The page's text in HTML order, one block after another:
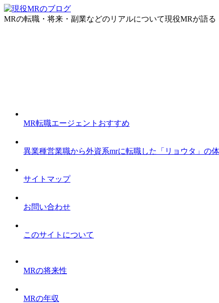
MRの転職・将来・副業などのリアルについて現役MRが語る
MR転職エージェントおすすめ
異業種営業職から外資系mrに転職した「リョウタ」の
サイトマップ
お問い合わせ
このサイトについて
MRの将来性
MRの年収